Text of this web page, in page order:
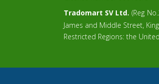
Tradomart SV Ltd. (Reg
James and Middle Street,
Restricted Regions: the